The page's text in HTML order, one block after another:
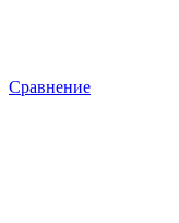
Сравнение